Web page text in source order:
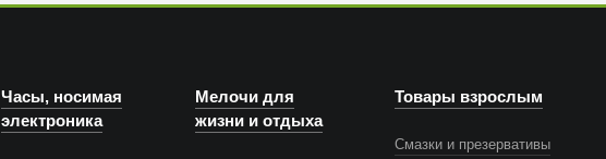
Часы, носимая
электроника
Мелочи для
жизни и отдыха
Товары взрослым
Смазки и презервативы